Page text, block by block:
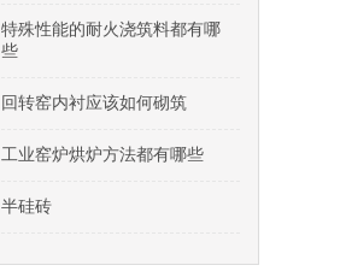
特殊性能的耐火浇筑料都有哪
些
回转窑内衬应该如何砌筑
工业窑炉烘炉方法都有哪些
半硅砖